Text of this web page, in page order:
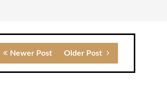
Newer Post Older Post